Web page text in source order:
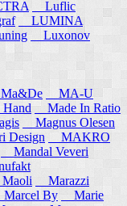
Luflic
LUMINA
Luxonov
MA-U
Made In Ratio
Magnus Olesen
Design
MAKRO
Mandal Veveri
Marazzi
By
Marie